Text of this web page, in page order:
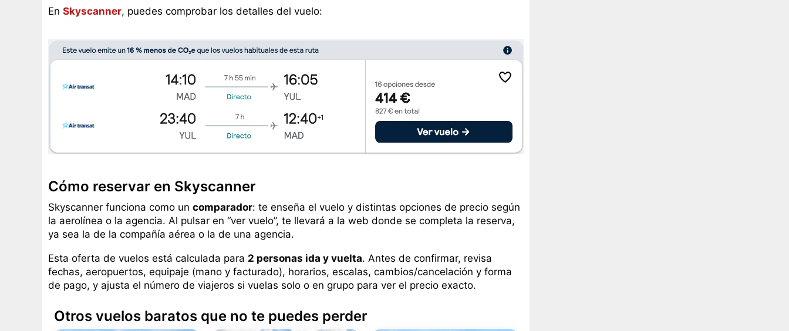
En Skyscanner, puedes comprobar los detalles del vuelo:
Cómo reservar en Skyscanner
Skyscanner funciona como un comparador: te enseña el vuelo y distintas opciones de precio según
la aerolínea o la agencia. Al pulsar en “ver vuelo”, te llevará a la web donde se completa la reserva,
ya sea la de la compañía aérea o la de una agencia.
Esta oferta de vuelos está calculada para 2 personas ida y vuelta. Antes de confirmar, revisa
fechas, aeropuertos, equipaje (mano y facturado), horarios, escalas, cambios/cancelación y forma
de pago, y ajusta el número de viajeros si vuelas solo o en grupo para ver el precio exacto.
Otros vuelos baratos que no te puedes perder